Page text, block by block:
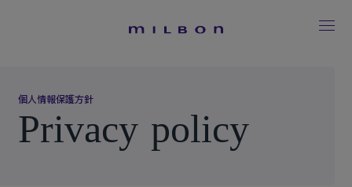
個人情報保護方針
Privacy policy